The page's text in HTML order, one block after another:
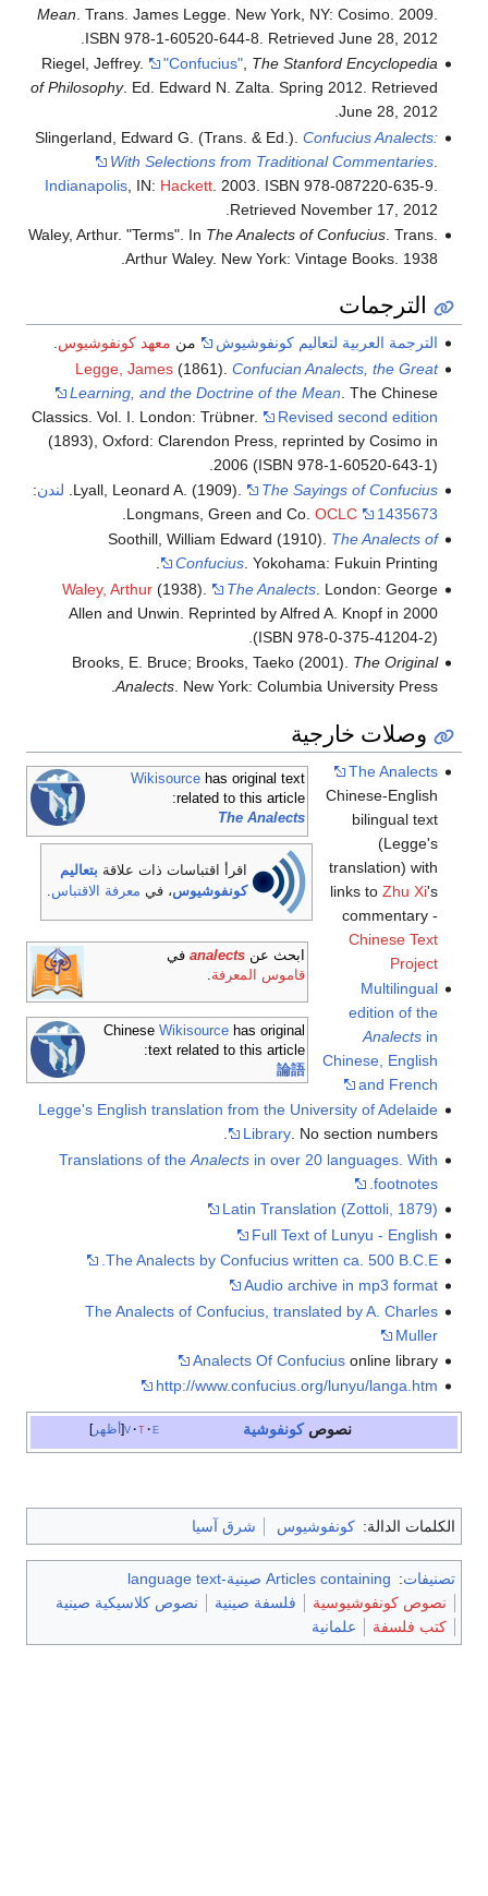
Mean . Trans. James Legge. New York, NY: Cosimo. 2009.
ISBN 978-1-60520-644-8. Retrieved June 28, 2012.
Riegel, Jeffrey.
"Confucius", The Stanford Encyclopedia
of Philosophy. Ed. Edward N. Zalta. Spring 2012. Retrieved
June 28, 2012.
Slingerland, Edward G. (Trans. & Ed.). Confucius Analects:
With Selections from Traditional Commentaries.
Indianapolis, IN: Hackett. 2003. ISBN 978-087220-635-9.
Retrieved November 17, 2012.
Waley, Arthur. "Terms". In The Analects of Confucius. Trans.
Arthur Waley. New York: Vintage Books. 1938.
الترجمات
الترجمة العربية لتعاليم كونفوشيوش من معهد كونفوشيوس.
Legge, James(1861). Confucian Analects, the Great
Learning, and the Doctrine of the Mean . The Chinese
Classics. Vol. I. London: Trübner.
Revised second edition
(1893), Oxford: Clarendon Press, reprinted by Cosimo in
2006 (ISBN 978-1-60520-643-1).
Lyall, Leonard A. (1909).
The Sayings of Confucius لندن:
Longmans, Green and Co. OCLC 1435673
Soothill, William Edward (1910). The Analects of
Confucius. Yokohama: Fukuin Printing.
Waley, Arthur(1938). The Analects. London: George
Allen and Unwin.
Reprinted by Alfred A. Knopf in 2000
(ISBN 978-0-375-41204-2).
Brooks, E. Bruce; Brooks, Taeko (2001). The Original
Analects. New York: Columbia University Press.
وصلات خارجية
Wikisourcehas original text
related to this article:
The Analects
اقرأ اقتباسات ذات علاقة بتعاليم
كونفوشيوس، في معرفة الاقتباس.
ابحث عنanalects في
قاموس المعرفة.
Chinese Wikisourcehas original
text related to this article:
論語
The Analects
Chinese-English
bilingual text
(Legge's
translation) with
links to Zhu Xi's
commentary -
Chinese Text
Project
Multilingual
edition of the
Analectsin
Chinese, English
and French
Legge's English translation from the University of Adelaide
Library. No section numbers.
Translations of the Analectsin over 20 languages. With
footnotes.
Latin Translation (Zottoli, 1879)
Full Text of Lunyu - English
The Analects by Confucius written ca. 500 B.C.E.
Audio archive in mp3 format
The Analects of Confucius, translated by A. Charles
Muller
Analects Of Confuciusonline library
http://www.confucius.org/lunyu/langa.htm
أظهر v t e نصوصكونفوشية
الكلمات الدالة: كونفوشيوس شرق آسيا
تصنيفات: Articles containing صينية-language text
نصوص كونفوشيوسية
فلسفة صينية
نصوص كلاسيكية صينية
كتب فلسفة
علمانية